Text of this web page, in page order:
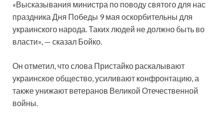
«Высказывания министра по поводу святого для нас
праздника Дня Победы 9 мая оскорбительны для
украинского народа. Таких людей не должно быть во
власти», — сказал Бойко.
Он отметил, что слова Пристайко раскалывают
украинское общество, усиливают конфронтацию, а
также унижают ветеранов Великой Отечественной
войны.